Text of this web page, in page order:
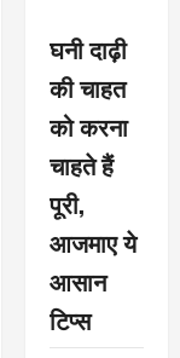
घनी दाढ़ी
की चाहत
को करना
चाहते हैं
पूरी,
आजमाए ये
आसान
टिप्स